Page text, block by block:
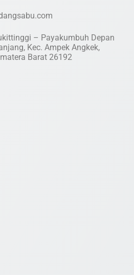
– Payakumbuh Depan
Kec. Ampek Angkek,
Barat 26192